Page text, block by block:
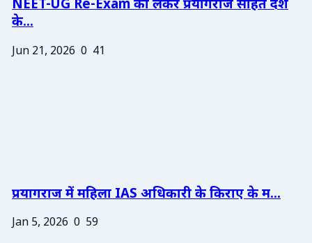
NEET-UG Re-Exam को लेकर प्रयागराज सहित देश
के...
Jun 21, 2026 0 41
प्रयागराज में महिला IAS अधिकारी के किराए के म...
Jan 5, 2026 0 59